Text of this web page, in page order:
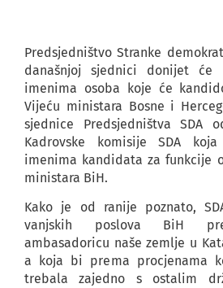
Predsjedništvo Stranke
današnjoj sjednici donijet će
imenima osoba koje će
Vijeću ministara Bosne i
sjednice Predsjedništva SDA
Kadrovske komisije SDA
imenima kandidata za funkcije
ministara BiH.
Kako je od ranije poznato,
vanjskih poslova BiH
ambasadoricu naše zemlje u
a koja bi prema procjenama
trebala zajedno s ostalim